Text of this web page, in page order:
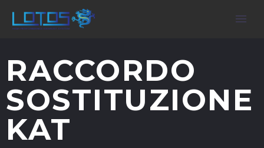
RACCORDO
SOSTITUZIONE
KAT